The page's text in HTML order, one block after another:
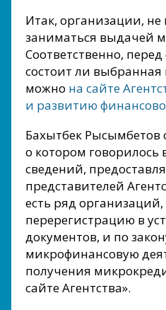
Итак, организации,
заниматься выдачей
Соответственно,
состоит ли
можно на сайте
и развитию
Бахытбек
о котором говорилось
сведений,
представителей
есть ряд
перерегистрацию в
документов, и по
микрофинансовую
получения
сайте Агентства».